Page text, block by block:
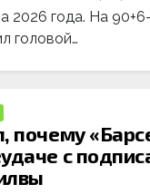
2026 года. На
головой…
почему
с